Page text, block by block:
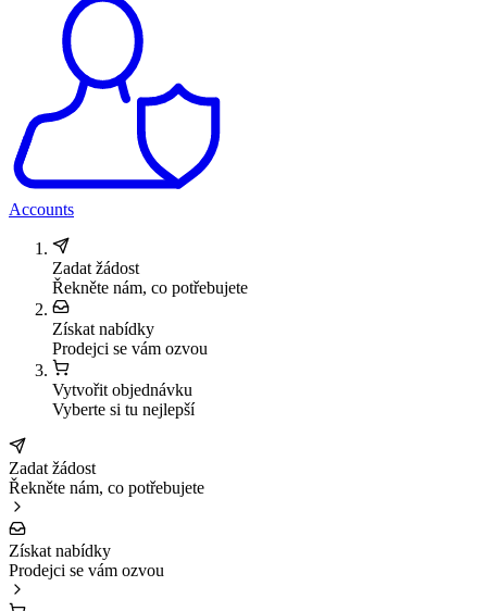
Accounts
Zadat žádost
Řekněte nám, co potřebujete
Získat nabídky
Prodejci se vám ozvou
Vytvořit objednávku
Vyberte si tu nejlepší
Zadat žádost
Řekněte nám, co potřebujete
Získat nabídky
Prodejci se vám ozvou